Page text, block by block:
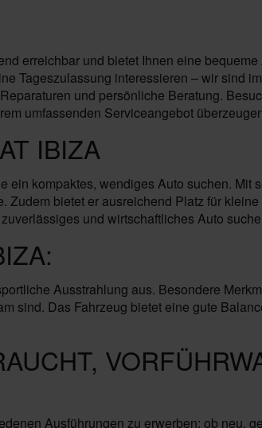
erreichbar und bietet Ihnen eine
Tageszulassung interessieren – wir sind
und persönliche Beratung.
umfassenden Serviceangebot
IBIZA
ein kompaktes, wendiges Auto suchen.
bietet er ausreichend Platz für
und wirtschaftliches Auto
Ausstrahlung aus. Besondere
sind. Das Fahrzeug bietet eine gute
Ausführungen zu erwerben: ob neu,